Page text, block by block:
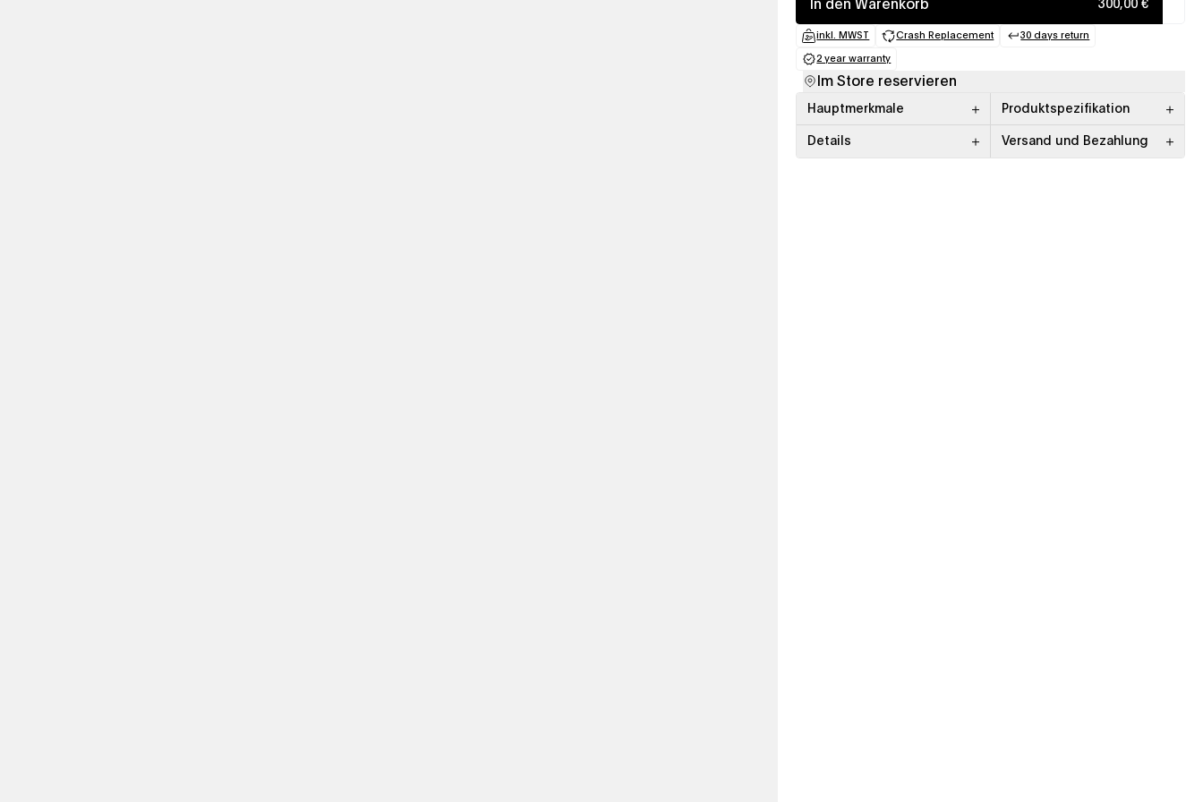
In den Warenkorb 300,00 €
inkl. MWST
(opens in a new tab)
Crash Replacement
(opens in a new tab)
30 days return
(opens in a new tab)
2 year warranty
(opens in a new tab)
Im Store reservieren
Hauptmerkmale Produktspezifikation
Details Versand und Bezahlung